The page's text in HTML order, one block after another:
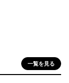
一覧を見る